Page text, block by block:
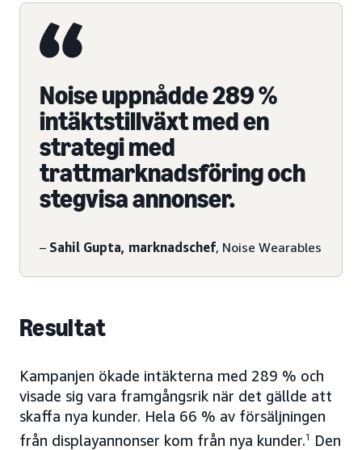
Noise uppnådde 289 %
intäktstillväxt med en
strategi med
trattmarknadsföring och
stegvisa annonser.
– Sahil Gupta, marknadschef, Noise Wearables
Resultat
Kampanjen ökade intäkterna med 289 % och
visade sig vara framgångsrik när det gällde att
skaffa nya kunder. Hela 66 % av försäljningen
från displayannonser kom från nya kunder.1
Den